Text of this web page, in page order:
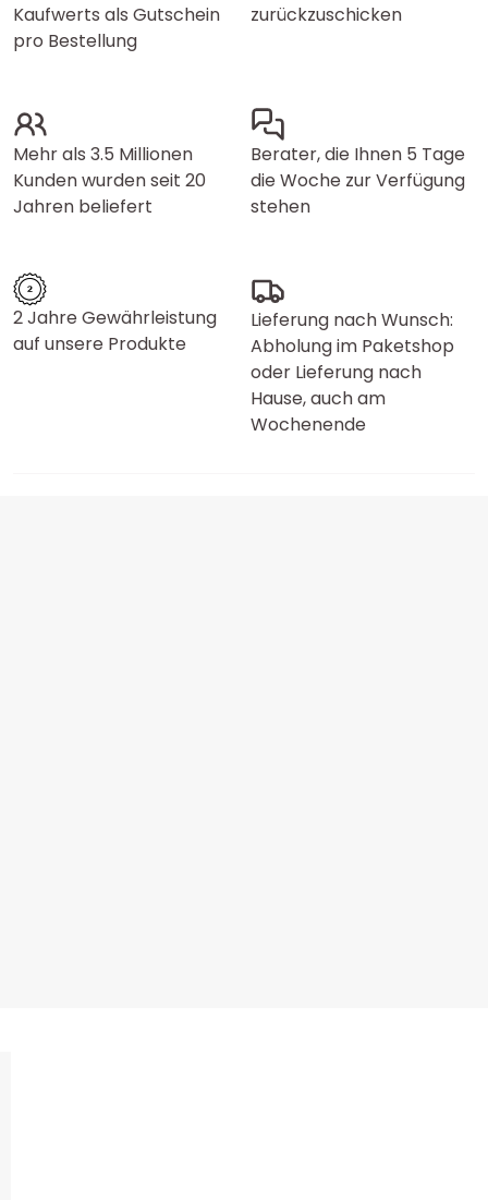
Kaufwerts als Gutschein
pro Bestellung
zurückzuschicken
Mehr als 3.5 Millionen
Kunden wurden seit 20
Jahren beliefert
Berater, die Ihnen 5 Tage
die Woche zur Verfügung
stehen
2 Jahre Gewährleistung
auf unsere Produkte
Lieferung nach Wunsch:
Abholung im Paketshop
oder Lieferung nach
Hause, auch am
Wochenende